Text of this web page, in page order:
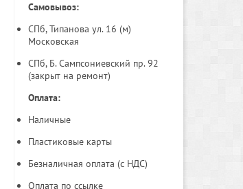
Самовывоз:
СПб, Типанова ул. 16 (м)
Московская
СПб, Б. Сампсониевский пр. 92
(закрыт на ремонт)
Оплата:
Наличные
Пластиковые карты
Безналичная оплата (с НДС)
Оплата по ссылке